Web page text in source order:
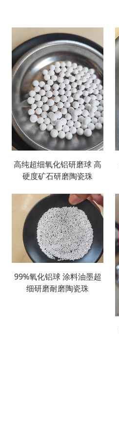
高纯超细氧化铝研磨球 高
硬度矿石研磨陶瓷珠
99%氧化铝球 涂料油墨超
细研磨耐磨陶瓷珠